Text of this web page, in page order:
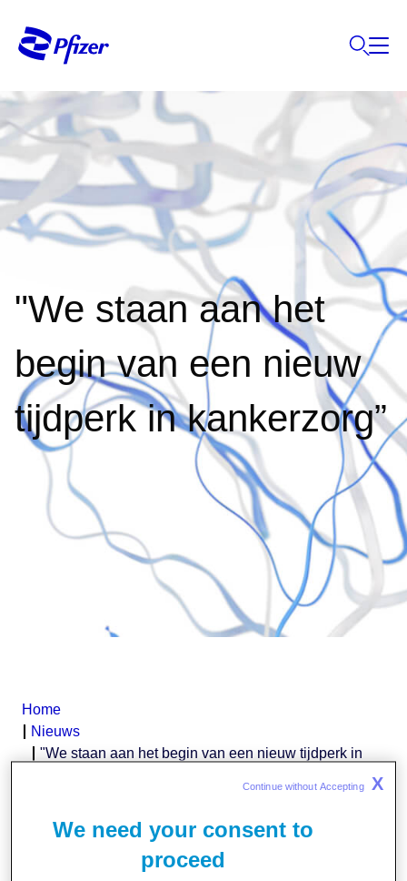
"We staan aan het
begin van een nieuw
tijdperk in kankerzorg”
Home
Nieuws
"We staan aan het begin van een nieuw tijdperk in
Een wereld waarin mensen met kanker beter en
langer leven. Dat is het doel van het oncology
We need your consent to
proceed
Continue without Accepting X